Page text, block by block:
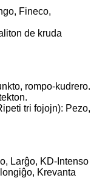
Fineco,
de kruda
rompo-kudrero.
tri fojojn): Pezo,
Larĝo, KD-Intenso
Krevanta